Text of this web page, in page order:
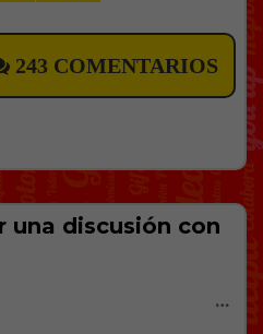
243 COMENTARIOS
una discusión con